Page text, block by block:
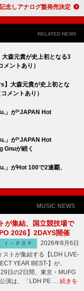
、AL『LEGION』リリース1周年を記念しアナログ盤発売決定
RELATED NEWS
森元貴が史上初となる3
ントあり）
】大森元貴が史上初とな
メントあり）
」が“JAPAN Hot
」が“JAPAN Hot
Gnuが続く
」がHot 100で2連覇、
MUSIC NEWS
が集結、国立競技場で
2026】2DAYS開催
Ｊ－ＰＯＰ
2026年8月6日
トが集結する【LDH LIVE-
YEAR BEST-】が、
日の2日間、東京・MUFG
演は、「LDH PE … 続きを